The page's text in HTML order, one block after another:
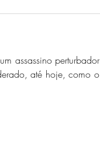
assassino perturbador
até hoje, como o